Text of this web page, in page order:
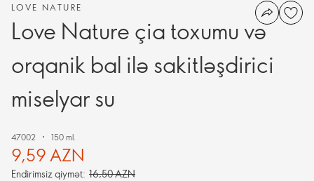
LOVE NATURE
Love Nature çia toxumu və
orqanik bal ilə sakitləşdirici
miselyar su
47002 150 ml.
9,59 AZN
Endirimsiz qiymət: 16,50 AZN